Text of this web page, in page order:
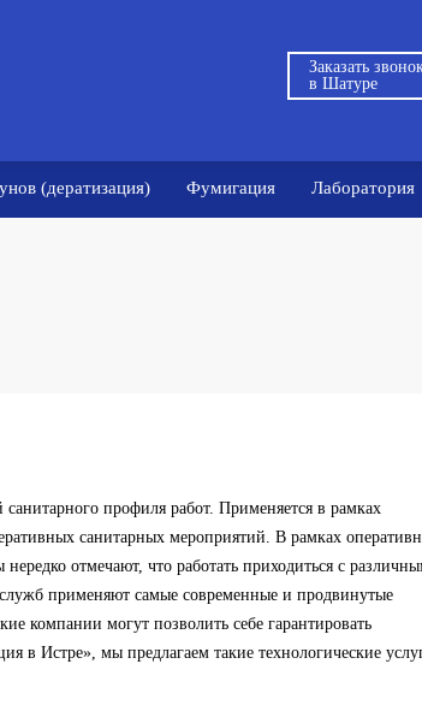
Заказать
в Шатуре
(дератизация) Фумигация Лаборатория
профиля работ. Применяется в рамках
санитарных мероприятий. В рамках
отмечают, что работать приходиться с
применяют самые современные и продвинутые
компании могут позволить себе гарантировать
в Истре», мы предлагаем такие технологические